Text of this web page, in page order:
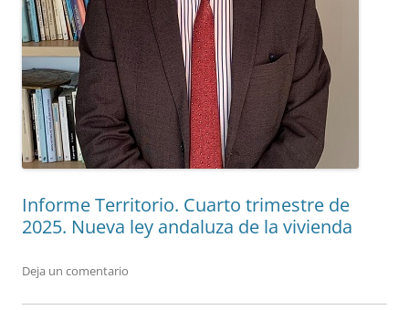
Informe Territorio. Cuarto trimestre de
2025. Nueva ley andaluza de la vivienda
Deja un comentario